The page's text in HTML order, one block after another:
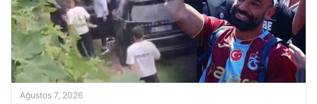
Ağustos 7, 2026